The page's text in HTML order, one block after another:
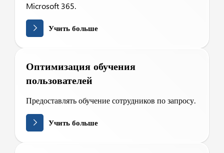
Microsoft 365.
Учить больше
Оптимизация обучения
пользователей
Предоставлять обучение сотрудников по запросу.
Учить больше